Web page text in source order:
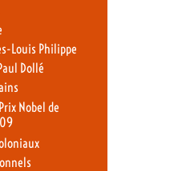
Louis Philippe
Dollé
Nobel de